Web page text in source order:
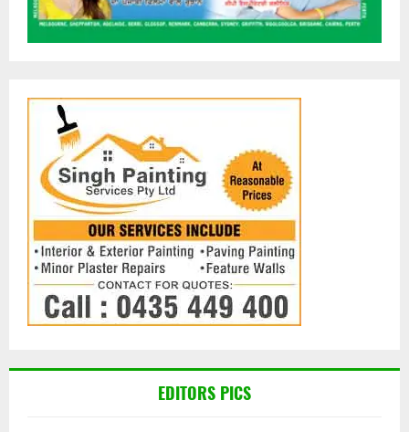
EDITORS PICS